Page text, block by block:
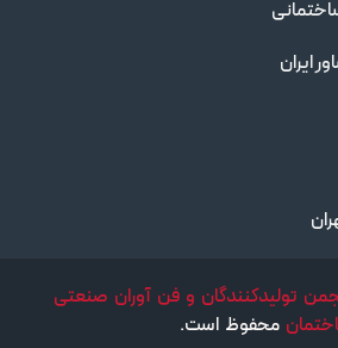
ايران
تولیدکنندگان و فن آوران صنعتی
محفوظ است.